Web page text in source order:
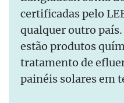
certificadas pelo
qualquer outro
estão produtos
tratamento de
painéis solares em